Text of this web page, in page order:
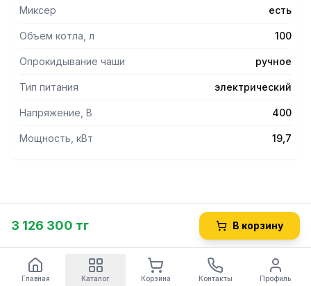
Миксер есть
Объем котла, л 100
Опрокидывание чаши ручное
Тип питания электрический
Напряжение, В 400
Мощность, кВт 19,7
3 126 300 тг В корзину
Главная Каталог Корзина Контакты Профиль